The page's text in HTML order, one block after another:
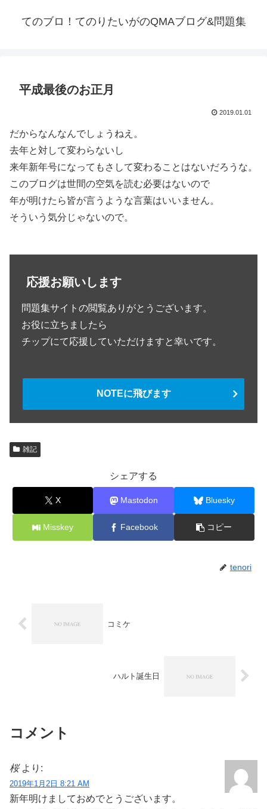
てのブロ！てのりたいがのQMAブログ&問題集
平成最後のお正月
2019.01.01
だからなんなんでしょうねえ。
去年と対して変わらないし
来年新年号になってもさして変わることはないだろうな。
このブログは世間の空気を読む必要はないので
年が明けたら皆が言うような言葉はいいません。
そういう気分じゃないので。
応援お願いします
問題集サイトの閲覧ありがとうございます。
お役に立ちましたら
チップにて応援していただけますと幸いです。
NOTEに飛びます
雑記
シェアする
X Mastodon Bluesky
Misskey Facebook コピー
tenori
コミケ
ハルト誕生日
コメント
桜 より:
2019年1月2日 8:21 AM
新年明けましておめでとうございます。